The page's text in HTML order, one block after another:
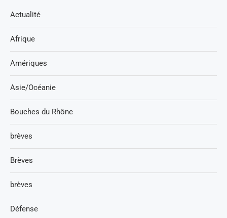
Actualité
Afrique
Amériques
Asie/Océanie
Bouches du Rhône
brèves
Brèves
brèves
Défense